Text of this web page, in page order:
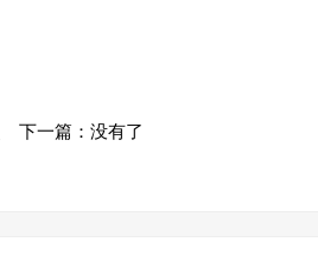
下一篇：没有了